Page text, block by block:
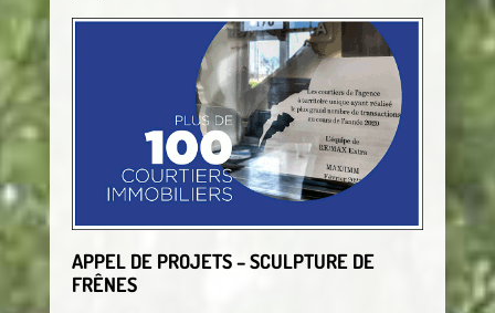
APPEL DE PROJETS – SCULPTURE DE
FRÊNES